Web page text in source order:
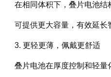
在相同体积下，叠片电池结
可提供更大容量，有效延长
3. 更轻更薄，佩戴更舒适
叠片电池在厚度控制和轻